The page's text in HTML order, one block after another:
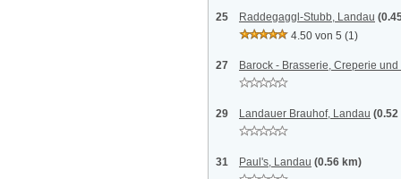
25 Raddegaggl-Stubb, Landau
4.50 von 5 (1)
27 Barock - Brasserie, Creperie
29 Landauer Brauhof, Landau
31 Paul's, Landau (0.56 km)